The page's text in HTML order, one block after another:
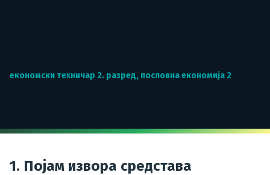
економски техничар 2. разред, пословна економија 2
1. Појам извора средстава